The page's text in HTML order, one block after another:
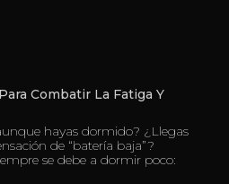
Combatir La Fatiga Y
hayas dormido? ¿Llegas
de “batería baja”?
se debe a dormir poco: